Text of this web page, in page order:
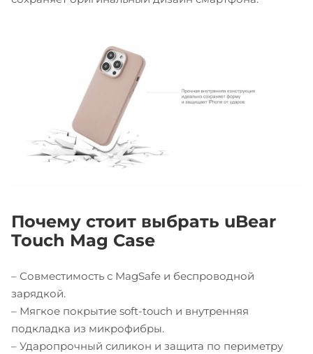
Почему стоит выбрать uBear
Touch Mag Case
– Совместимость с MagSafe и беспроводной
зарядкой.
– Мягкое покрытие soft-touch и внутренняя
подкладка из микрофибры.
– Ударопрочный силикон и защита по периметру